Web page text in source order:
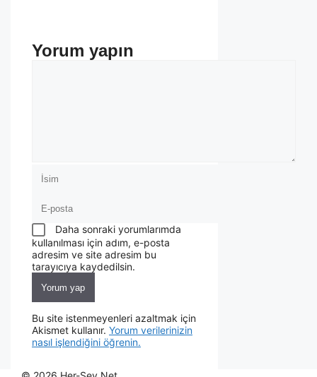
Yorum yapın
Daha sonraki yorumlarımda
kullanılması için adım, e-posta
adresim ve site adresim bu
tarayıcıya kaydedilsin.
Bu site istenmeyenleri azaltmak için
Akismet kullanır. Yorum verilerinizin
nasıl işlendiğini öğrenin.